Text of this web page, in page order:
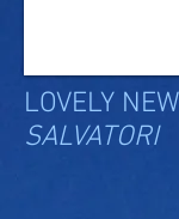
LOVELY
SALVATORI